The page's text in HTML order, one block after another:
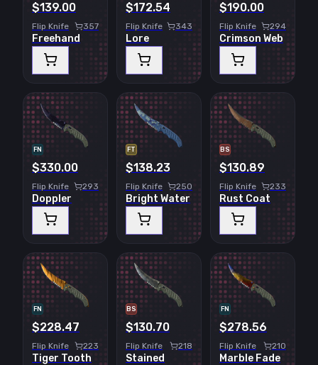
$139.00
Flip Knife 357
Freehand
$172.54
Flip Knife 343
Lore
$190.00
Flip Knife 294
Crimson Web
FN
$330.00
Flip Knife 293
Doppler
FT
$138.23
Flip Knife 250
Bright Water
BS
$130.89
Flip Knife 233
Rust Coat
FN
$228.47
Flip Knife 223
Tiger Tooth
BS
$130.70
Flip Knife 218
Stained
FN
$278.56
Flip Knife 210
Marble Fade